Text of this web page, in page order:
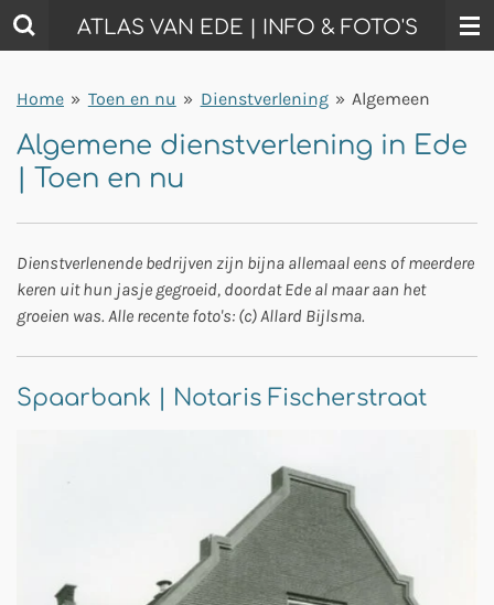
Ga
direct
de
ATLAS VAN EDE | INFO & FOTO'S
Home » Toen en nu » Dienstverlening » Algemeen
Algemene dienstverlening in Ede
| Toen en nu
Dienstverlenende bedrijven zijn bijna allemaal eens of meerdere
keren uit hun jasje gegroeid, doordat Ede al maar aan het
groeien was. Alle recente foto's: (c) Allard Bijlsma.
Spaarbank | Notaris Fischerstraat